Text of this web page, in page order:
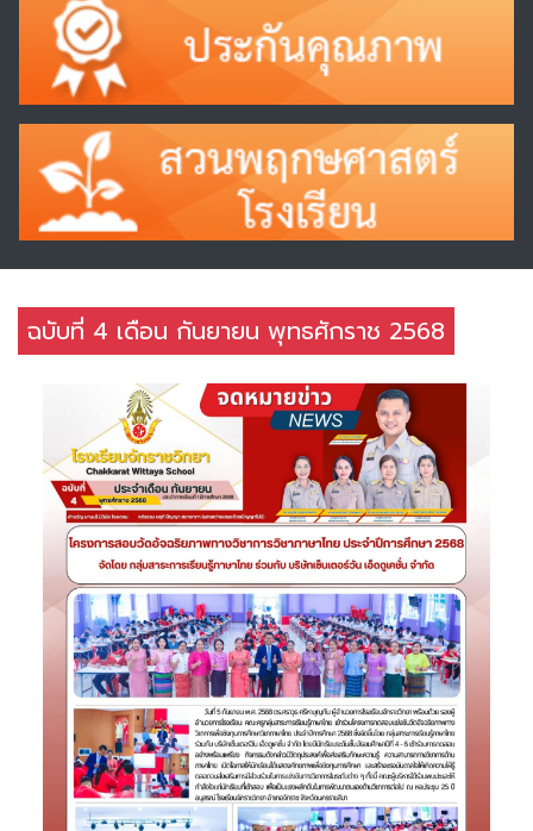
ฉบับที่ 4 เดือน กันยายน พุทธศักราช 2568